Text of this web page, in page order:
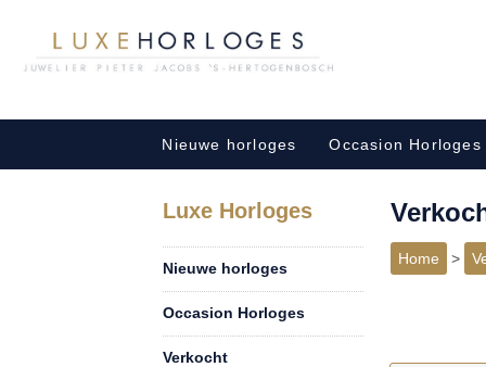
Nieuwe horloges Occasion Horloges
Luxe Horloges
Nieuwe horloges
Occasion Horloges
Verkocht
Home >